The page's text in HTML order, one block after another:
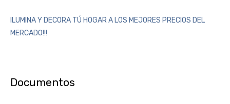
ILUMINA Y DECORA TÚ HOGAR A LOS MEJORES PRECIOS DEL
MERCADO!!!
Documentos